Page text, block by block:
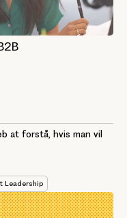
at forstå, hvis man vil
Leadership